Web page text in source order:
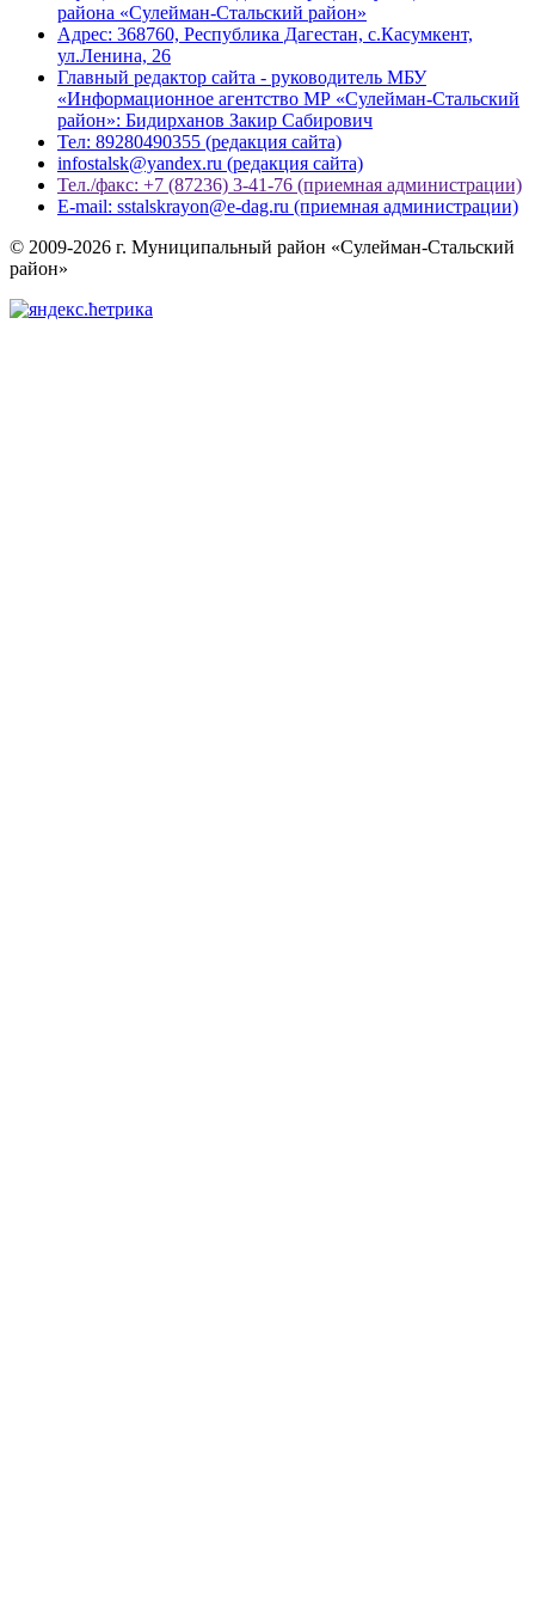
района «Сулейман-Стальский район»
Адрес: 368760, Республика Дагестан, с.Касумкент,
ул.Ленина, 26
Главный редактор сайта - руководитель МБУ
«Информационное агентство МР «Сулейман-Стальский
район»: Бидирханов Закир Сабирович
Тел: 89280490355 (редакция сайта)
infostalsk@yandex.ru (редакция сайта)
Тел./факс: +7 (87236) 3-41-76 (приемная администрации)
E-mail: sstalskrayon@e-dag.ru (приемная администрации)
© 2009-2026 г. Муниципальный район «Сулейман-Стальский
район»